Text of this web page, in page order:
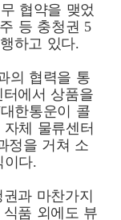
협약을 맺었
등 충청권 5
하고 있다.
의 협력을 통
에서 상품을
한통운이 콜
체 물류센터
정을 거쳐 소
이다.
과 마찬가지
품 외에도 뷰